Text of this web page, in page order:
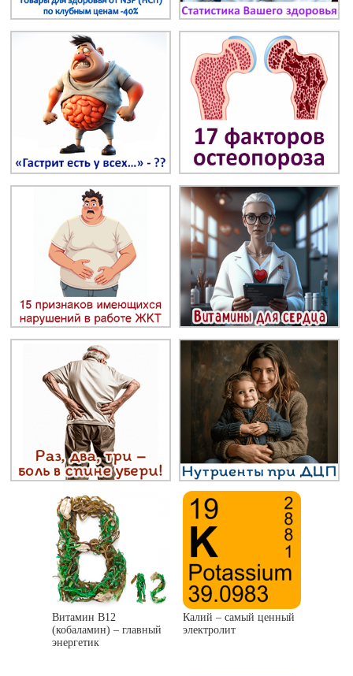
Витамин В12
(кобаламин) – главный
энергетик
Калий – самый ценный
электролит